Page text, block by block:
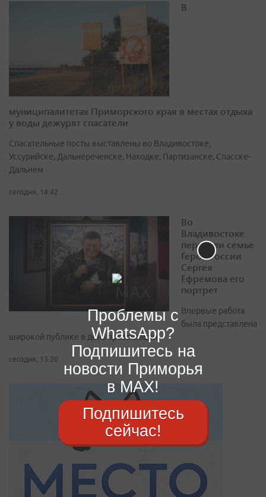
В
муниципалитетах Приморского края в местах отдыха
у воды дежурят спасатели
Спасательные посты выставлены во Владивостоке,
Уссурийске, Дальнереченске, Находке, Партизанске, Спасске-
Дальнем
сегодня, 14:42
Во
Владивостоке
передали семье
Героя России
Сергея
Ефремова его
портрет
Впервые работа
была представлена
широкой публике в день презентации
сегодня, 13:20
Проблемы с
WhatsApp?
Подпишитесь на
новости Приморья
в MAX!
Подпишитесь
сейчас!